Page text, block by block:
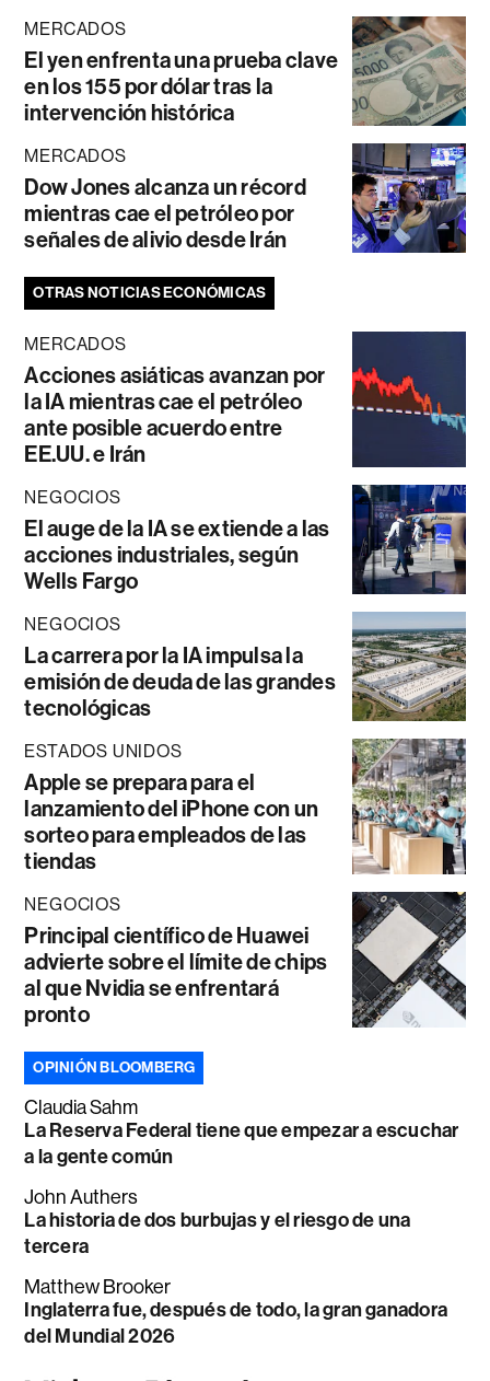
MERCADOS
El yen enfrenta una prueba clave
en los 155 por dólar tras la
intervención histórica
MERCADOS
Dow Jones alcanza un récord
mientras cae el petróleo por
señales de alivio desde Irán
OTRAS NOTICIAS ECONÓMICAS
MERCADOS
Acciones asiáticas avanzan por
la IA mientras cae el petróleo
ante posible acuerdo entre
EE.UU. e Irán
NEGOCIOS
El auge de la IA se extiende a las
acciones industriales, según
Wells Fargo
NEGOCIOS
La carrera por la IA impulsa la
emisión de deuda de las grandes
tecnológicas
ESTADOS UNIDOS
Apple se prepara para el
lanzamiento del iPhone con un
sorteo para empleados de las
tiendas
NEGOCIOS
Principal científico de Huawei
advierte sobre el límite de chips
al que Nvidia se enfrentará
pronto
OPINIÓN BLOOMBERG
Claudia Sahm
La Reserva Federal tiene que empezar a escuchar
a la gente común
John Authers
La historia de dos burbujas y el riesgo de una
tercera
Matthew Brooker
Inglaterra fue, después de todo, la gran ganadora
del Mundial 2026